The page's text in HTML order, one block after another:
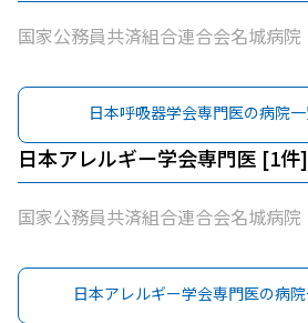
国家公務員共済組合連合会名城病院
日本呼吸器学会専門医の病院
日本アレルギー学会専門医 [1件]
国家公務員共済組合連合会名城病院
日本アレルギー学会専門医の病